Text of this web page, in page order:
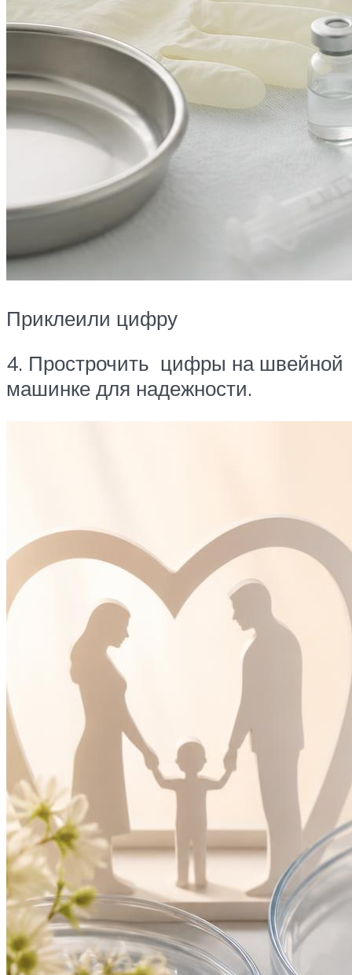
Приклеили цифру
4. Прострочить цифры на швейной
машинке для надежности.